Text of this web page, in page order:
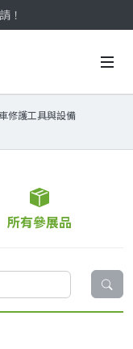
！
修護工具與設備
所有參展品